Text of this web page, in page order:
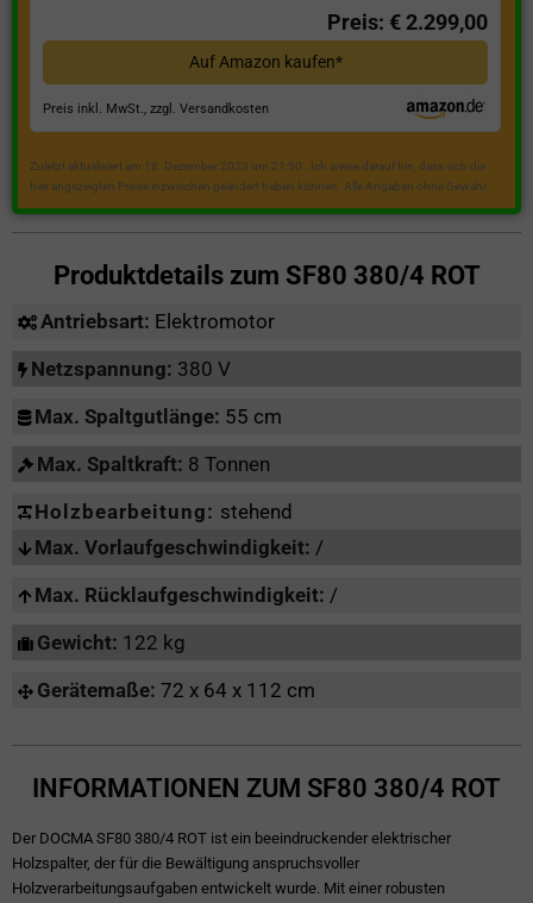
Preis: € 2.299,00
Auf Amazon kaufen*
Preis inkl. MwSt., zzgl. Versandkosten
Zuletzt aktualisiert am 18. Dezember 2023 um 21:50 . Ich weise darauf hin, dass sich die
hier angezeigten Preise inzwischen geändert haben können. Alle Angaben ohne Gewähr.
Produktdetails zum SF80 380/4 ROT
Antriebsart: Elektromotor
Netzspannung: 380 V
Max. Spaltgutlänge: 55 cm
Max. Spaltkraft: 8 Tonnen
Holzbearbeitung: stehend
Max. Vorlaufgeschwindigkeit: /
Max. Rücklaufgeschwindigkeit: /
Gewicht: 122 kg
Gerätemaße: 72 x 64 x 112 cm
INFORMATIONEN ZUM SF80 380/4 ROT
Der DOCMA SF80 380/4 ROT ist ein beeindruckender elektrischer
Holzspalter, der für die Bewältigung anspruchsvoller
Holzverarbeitungsaufgaben entwickelt wurde. Mit einer robusten